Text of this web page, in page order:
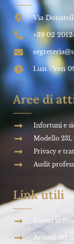
Via
+39 02
Lun - Ven
Aree di
Infortuni e
Modello
Privacy e
Audit
Link utili
Eventi in
Articoli dei